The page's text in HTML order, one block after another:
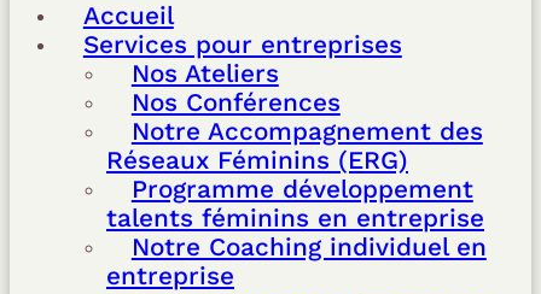
Accueil
Services pour entreprises
Nos Ateliers
Nos Conférences
Notre Accompagnement des
Réseaux Féminins (ERG)
Programme développement
talents féminins en entreprise
Notre Coaching individuel en
entreprise